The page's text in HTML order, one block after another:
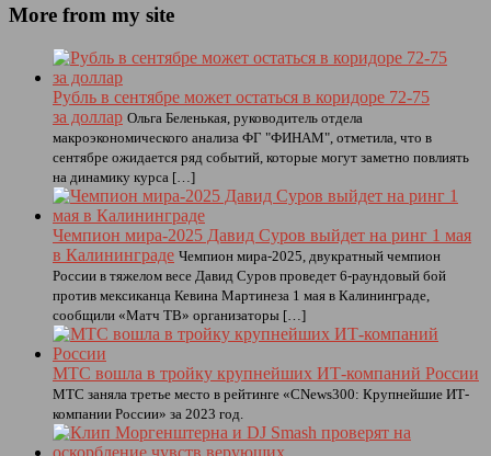
More from my site
Рубль в сентябре может остаться в коридоре 72-75
за доллар Ольга Беленькая, руководитель отдела
макроэкономического анализа ФГ "ФИНАМ", отметила, что в
сентябре ожидается ряд событий, которые могут заметно повлиять
на динамику курса […]
Чемпион мира‑2025 Давид Суров выйдет на ринг 1 мая
в Калининграде Чемпион мира‑2025, двукратный чемпион
России в тяжелом весе Давид Суров проведет 6‑раундовый бой
против мексиканца Кевина Мартинеза 1 мая в Калининграде,
сообщили «Матч ТВ» организаторы […]
МТС вошла в тройку крупнейших ИТ-компаний России
МТС заняла третье место в рейтинге «CNews300: Крупнейшие ИТ-
компании России» за 2023 год.